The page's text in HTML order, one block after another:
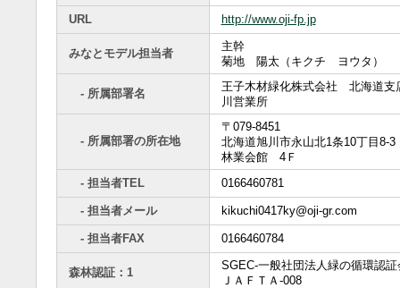
URL http://www.oji-fp.jp
みなとモデル担当者
主幹
菊地 陽太（キクチ ヨウタ）
- 所属部署名
王子木材緑化株式会社 北海道
川営業所
- 所属部署の所在地
〒079-8451
北海道旭川市永山北1条10丁目8-
林業会館 4Ｆ
- 担当者TEL
0166460781
- 担当者メール kikuchi0417ky@oji-gr.com
- 担当者FAX 0166460784
森林認証：1
SGEC-一般社団法人緑の循環認証
ＪＡＦＴＡ-008